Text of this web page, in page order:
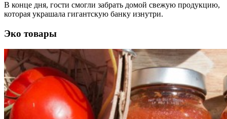
В конце дня, гости смогли забрать домой свежую продукцию,
которая украшала гигантскую банку изнутри.
Эко товары